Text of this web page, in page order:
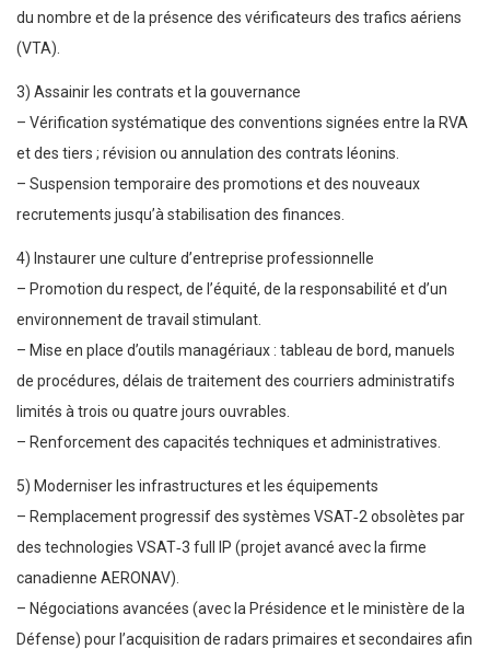
du nombre et de la présence des vérificateurs des trafics aériens
(VTA).
3) Assainir les contrats et la gouvernance
– Vérification systématique des conventions signées entre la RVA
et des tiers ; révision ou annulation des contrats léonins.
– Suspension temporaire des promotions et des nouveaux
recrutements jusqu’à stabilisation des finances.
4) Instaurer une culture d’entreprise professionnelle
– Promotion du respect, de l’équité, de la responsabilité et d’un
environnement de travail stimulant.
– Mise en place d’outils managériaux : tableau de bord, manuels
de procédures, délais de traitement des courriers administratifs
limités à trois ou quatre jours ouvrables.
– Renforcement des capacités techniques et administratives.
5) Moderniser les infrastructures et les équipements
– Remplacement progressif des systèmes VSAT‑2 obsolètes par
des technologies VSAT‑3 full IP (projet avancé avec la firme
canadienne AERONAV).
– Négociations avancées (avec la Présidence et le ministère de la
Défense) pour l’acquisition de radars primaires et secondaires afin